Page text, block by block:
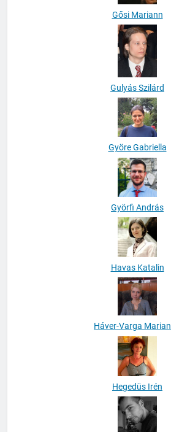
Gősi Mariann
Gulyás Szilárd
Györe Gabriella
Györfi András
Havas Katalin
Háver-Varga
Hegedüs Irén